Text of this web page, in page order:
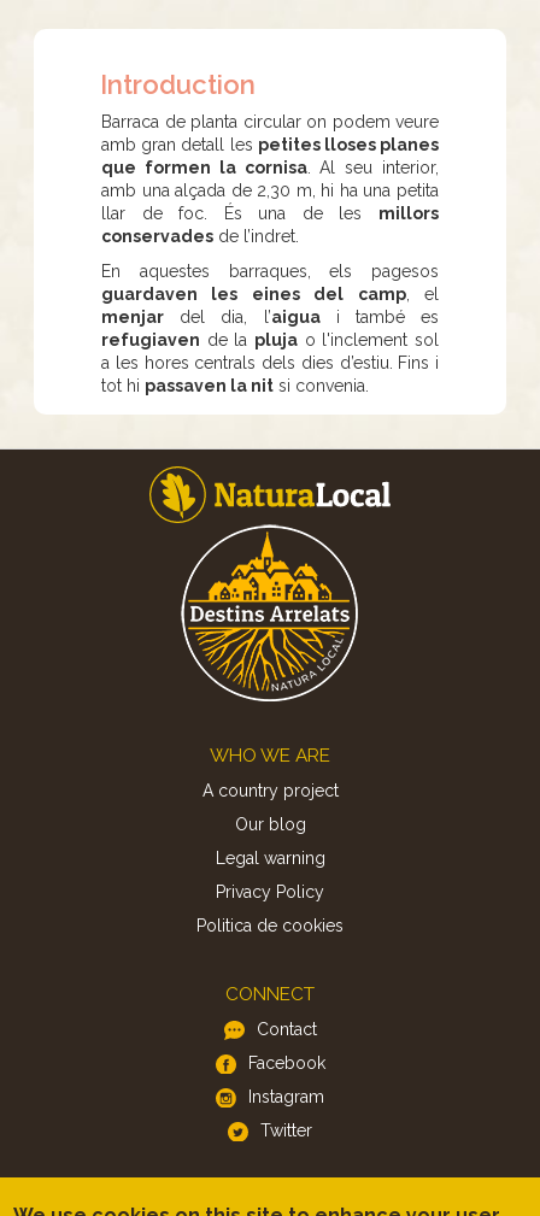
Introduction
Barraca de planta circular on podem veure
amb gran detall les petites lloses planes
que formen la cornisa. Al seu interior,
amb una alçada de 2,30 m, hi ha una petita
llar de foc. És una de les millors
conservades de l’indret.
En aquestes barraques, els pagesos
guardaven les eines del camp, el
menjar del dia, l’aiguai també es
refugiaven de la pluja o l'inclement sol
a les hores centrals dels dies d’estiu. Fins i
tot hi passaven la nit si convenia.
WHO WE ARE
A country project
Our blog
Legal warning
Privacy Policy
Politica de cookies
CONNECT
Contact
Facebook
Instagram
Twitter